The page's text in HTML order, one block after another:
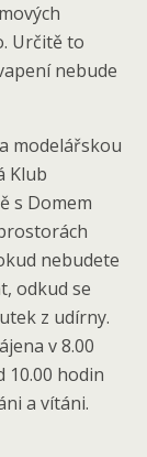
Určitě to
nebude
modelářskou
Klub
s Domem
nebudete
odkud se
z udírny.
v 8.00
10.00 hodin
a vítáni.